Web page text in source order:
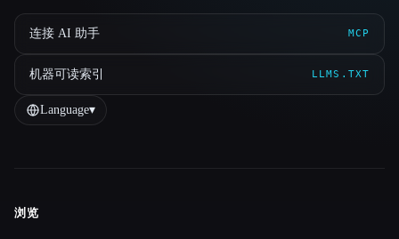
连接 AI 助手 MCP
机器可读索引 LLMS.TXT
Language▾
Site navigation
浏览